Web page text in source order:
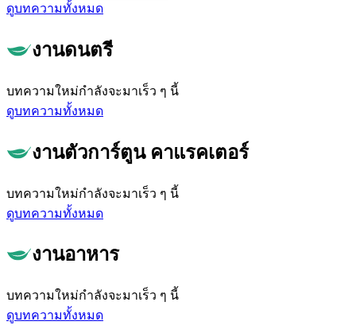
ดูบทความทั้งหมด
งานดนตรี
บทความใหม่กำลังจะมาเร็ว ๆ นี้
ดูบทความทั้งหมด
งานตัวการ์ตูน คาแรคเตอร์
บทความใหม่กำลังจะมาเร็ว ๆ นี้
ดูบทความทั้งหมด
งานอาหาร
บทความใหม่กำลังจะมาเร็ว ๆ นี้
ดูบทความทั้งหมด